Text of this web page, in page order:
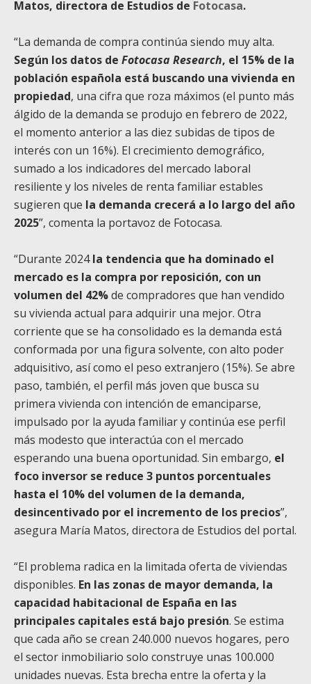
Matos, directora de Estudios de Fotocasa.
“La demanda de compra continúa siendo muy alta.
Según los datos de Fotocasa Research, el 15% de la
población española está buscando una vivienda en
propiedad, una cifra que roza máximos (el punto más
álgido de la demanda se produjo en febrero de 2022,
el momento anterior a las diez subidas de tipos de
interés con un 16%). El crecimiento demográfico,
sumado a los indicadores del mercado laboral
resiliente y los niveles de renta familiar estables
sugieren que la demanda crecerá a lo largo del año
2025”, comenta la portavoz de Fotocasa.
“Durante 2024la tendencia que ha dominado el
mercado es la compra por reposición, con un
volumen del 42%de compradores que han vendido
su vivienda actual para adquirir una mejor. Otra
corriente que se ha consolidado es la demanda está
conformada por una figura solvente, con alto poder
adquisitivo, así como el peso extranjero (15%). Se abre
paso, también, el perfil más joven que busca su
primera vivienda con intención de emanciparse,
impulsado por la ayuda familiar y continúa ese perfil
más modesto que interactúa con el mercado
esperando una buena oportunidad. Sin embargo, el
foco inversor se reduce 3 puntos porcentuales
hasta el 10% del volumen de la demanda,
desincentivado por el incremento de los precios”,
asegura María Matos, directora de Estudios del portal.
“El problema radica en la limitada oferta de viviendas
disponibles. En las zonas de mayor demanda, la
capacidad habitacional de España en las
principales capitales está bajo presión. Se estima
que cada año se crean 240.000 nuevos hogares, pero
el sector inmobiliario solo construye unas 100.000
unidades nuevas. Esta brecha entre la oferta y la